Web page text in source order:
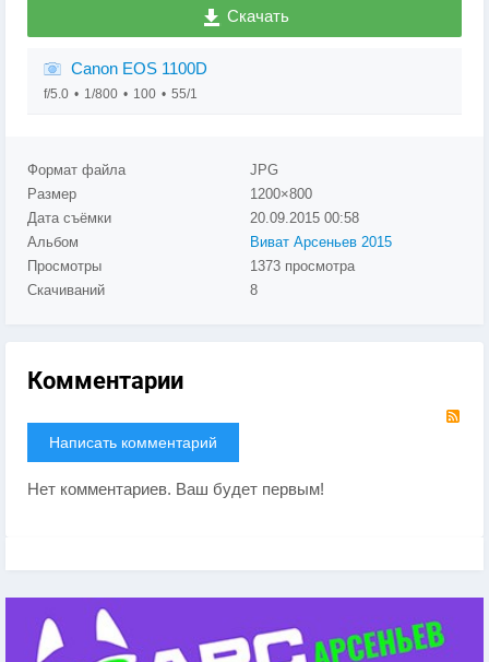
Скачать
Canon EOS 1100D
f/5.0 1/800 100 55/1
Формат файла
JPG
Размер
1200×800
Дата съёмки
20.09.2015 00:58
Альбом
Виват Арсеньев 2015
Просмотры
1373 просмотра
Скачиваний
8
Комментарии
Написать комментарий
Нет комментариев. Ваш будет первым!